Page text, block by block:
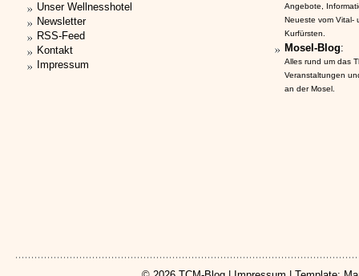
Unser Wellnesshotel
Newsletter
RSS-Feed
Kontakt
Impressum
Angebote,
Neueste vom Vital-
Kurfürsten.
Mosel-Blog:
Alles rund um das
Veranstaltungen
an der Mosel.